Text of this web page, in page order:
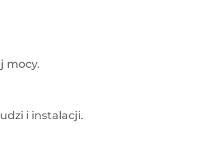
mocy.
i instalacji.